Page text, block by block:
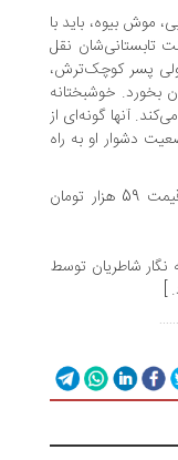
باید با
نقل
کوچک‌ترش،
خوشبختانه
گونه‌ای از
او به راه
نشر پیدایش این اثر را در هزار نسخه و به قیمت 59 هزار تومان
نگار شاطریان توسط